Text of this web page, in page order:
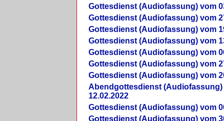
Gottesdienst (Audiofassung) vom
Gottesdienst (Audiofassung) vom
Gottesdienst (Audiofassung) vom
Gottesdienst (Audiofassung) vom
Gottesdienst (Audiofassung) vom
Gottesdienst (Audiofassung) vom
Gottesdienst (Audiofassung) vom
Abendgottesdienst (Audiofassung)
12.02.2022
Gottesdienst (Audiofassung) vom
Gottesdienst (Audiofassung) vom